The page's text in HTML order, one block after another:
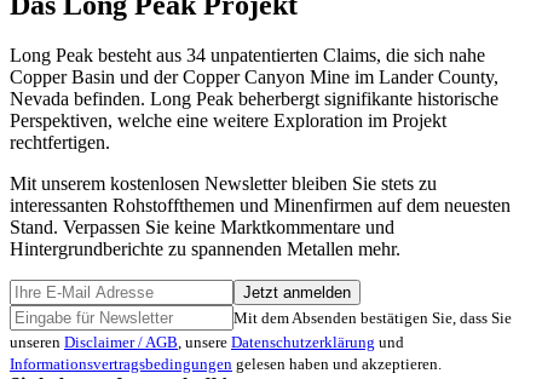
Long Peak besteht aus 34 unpatentierten Claims, die sich nahe
Copper Basin und der Copper Canyon Mine im Lander County,
Nevada befinden. Long Peak beherbergt signifikante historische
Perspektiven, welche eine weitere Exploration im Projekt
rechtfertigen.
Mit unserem kostenlosen Newsletter bleiben Sie stets zu
interessanten Rohstoffthemen und Minenfirmen auf dem neuesten
Stand. Verpassen Sie keine Marktkommentare und
Hintergrundberichte zu spannenden Metallen mehr.
Jetzt anmelden
Mit dem Absenden bestätigen Sie, dass Sie
unseren Disclaimer / AGB, unsere Datenschutzerklärung und
Informationsvertragsbedingungen gelesen haben und akzeptieren.